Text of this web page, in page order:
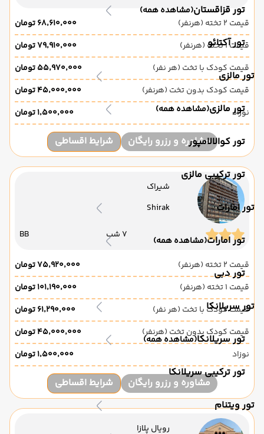
تور قزاقستان(مشاهده همه)
تور آکتائو
تور مالزی
تور مالزی(مشاهده همه)
تور کوالالامپور
تور ترکیبی مالزی
تور امارات
تور امارات(مشاهده همه)
تور دبی
تور سریلانکا
تور سریلانکا(مشاهده همه)
تور ترکیبی سریلانکا
تور ویتنام
قیمت 2 تخته (هرنفر)
۶۸٬۶۱۰٬۰۰۰ تومان
قیمت 1 تخته (هرنفر)
۷۹٬۹۱۰٬۰۰۰ تومان
قیمت کودک با تخت (هر نفر)
۵۵٬۹۷۰٬۰۰۰ تومان
قیمت کودک بدون تخت (هرنفر)
۴۵٬۰۰۰٬۰۰۰ تومان
نوزاد
۱٬۵۰۰٬۰۰۰ تومان
مشاوره و رزرو رایگان شرایط اقساطی
شیراک
Shirak
7 شب BB
قیمت 2 تخته (هرنفر)
۷۵٬۹۲۰٬۰۰۰ تومان
قیمت 1 تخته (هرنفر)
۱۰۱٬۱۹۰٬۰۰۰ تومان
قیمت کودک با تخت (هر نفر)
۶۱٬۲۹۰٬۰۰۰ تومان
قیمت کودک بدون تخت (هرنفر)
۴۵٬۰۰۰٬۰۰۰ تومان
نوزاد
۱٬۵۰۰٬۰۰۰ تومان
مشاوره و رزرو رایگان شرایط اقساطی
رویال پلازا